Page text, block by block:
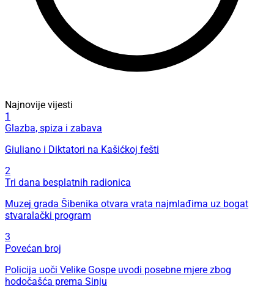
Najnovije vijesti
1
Glazba, spiza i zabava
Giuliano i Diktatori na Kašićkoj fešti
2
Tri dana besplatnih radionica
Muzej grada Šibenika otvara vrata najmlađima uz bogat
stvaralački program
3
Povećan broj
Policija uoči Velike Gospe uvodi posebne mjere zbog
hodočašća prema Sinju